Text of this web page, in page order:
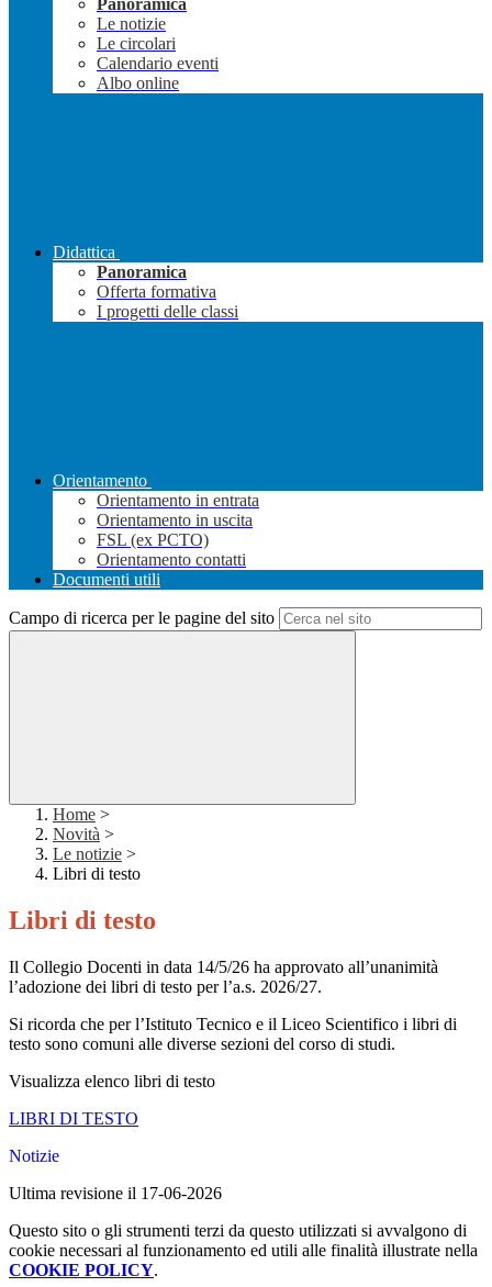
Panoramica
Le notizie
Le circolari
Calendario eventi
Albo online
Didattica
Panoramica
Offerta formativa
I progetti delle classi
Orientamento
Orientamento in entrata
Orientamento in uscita
FSL (ex PCTO)
Orientamento contatti
Documenti utili
Campo di ricerca per le pagine del sito
Home >
Novità >
Le notizie >
Libri di testo
Libri di testo
Il Collegio Docenti in data 14/5/26 ha approvato all’unanimità
l’adozione dei libri di testo per l’a.s. 2026/27.
Si ricorda che per l’Istituto Tecnico e il Liceo Scientifico i libri di
testo sono comuni alle diverse sezioni del corso di studi.
Visualizza elenco libri di testo
LIBRI DI TESTO
Notizie
Ultima revisione il 17-06-2026
Questo sito o gli strumenti terzi da questo utilizzati si avvalgono di
cookie necessari al funzionamento ed utili alle finalità illustrate nella
COOKIE POLICY.